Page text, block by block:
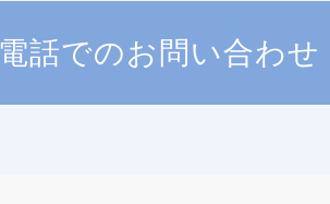
電話でのお問い合わせ